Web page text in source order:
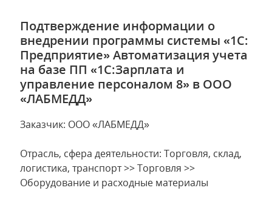
Подтверждение информации о
внедрении программы системы «1С:
Предприятие» Автоматизация учета
на базе ПП «1С:Зарплата и
управление персоналом 8» в ООО
«ЛАБМЕДД»
Заказчик: ООО «ЛАБМЕДД»
Отрасль, сфера деятельности: Торговля, склад,
логистика, транспорт >> Торговля >>
Оборудование и расходные материалы